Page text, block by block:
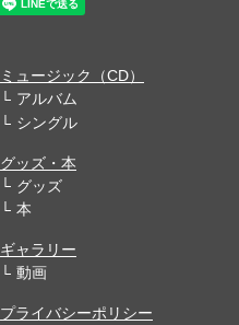
ミュージック（CD）
アルバム
シングル
グッズ・本
グッズ
本
ギャラリー
動画
プライバシーポリシー